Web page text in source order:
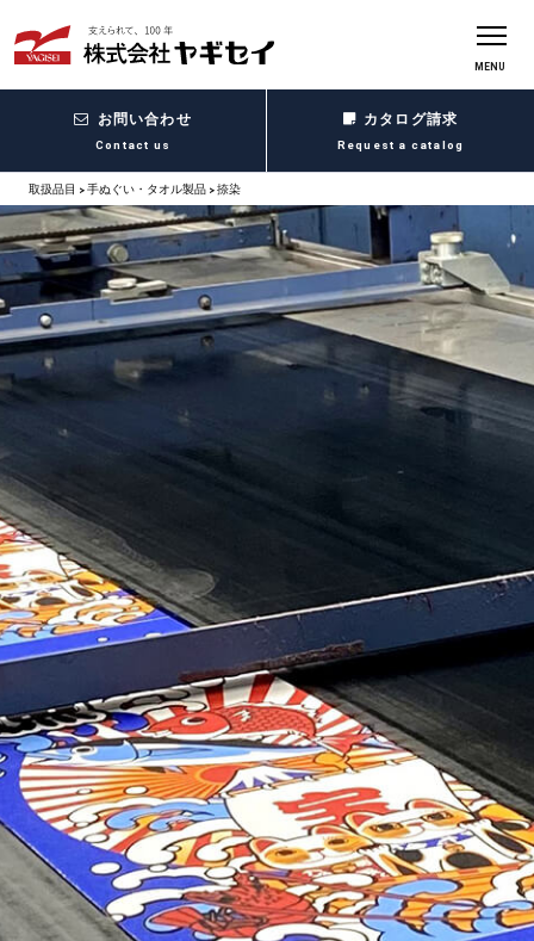
MENU
お問い合わせ
Contact us
カタログ請求
Request a catalog
取扱品目 >手ぬぐい・タオル製品 >捺染